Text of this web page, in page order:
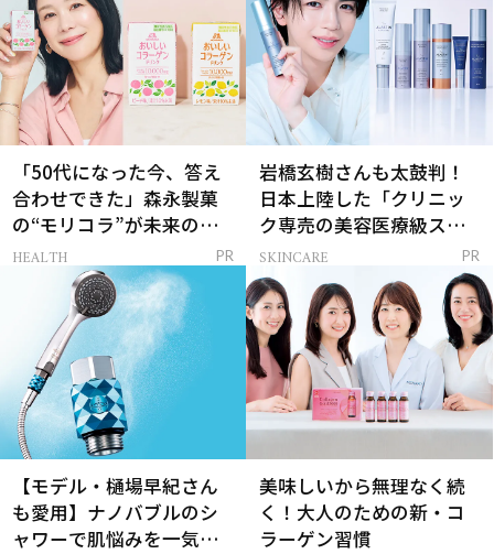
「50代になった今、答え
合わせできた」森永製菓
の“モリコラ”が未来のキ
レイを連れてくる！
HEALTH PR
岩橋玄樹さんも太鼓判！
日本上陸した「クリニッ
ク専売の美容医療級スキ
ンケア」
SKINCARE PR
【モデル・樋場早紀さん
も愛用】ナノバブルのシ
ャワーで肌悩みを一気に
美味しいから無理なく続
く！大人のための新・コ
ラーゲン習慣